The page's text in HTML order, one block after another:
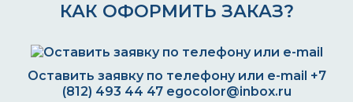
КАК ОФОРМИТЬ ЗАКАЗ?
Оставить заявку по телефону или e-mail +7
(812) 493 44 47 egocolor@inbox.ru